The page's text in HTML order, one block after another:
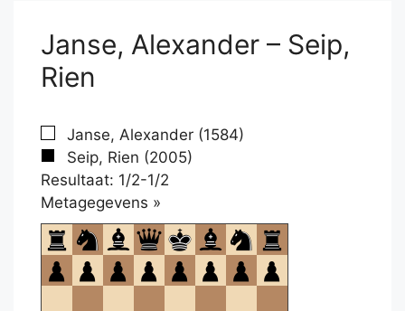
Janse, Alexander – Seip,
Rien
Janse, Alexander (1584)
Seip, Rien (2005)
Resultaat: 1/2-1/2
Metagegevens »
om
te
openen.